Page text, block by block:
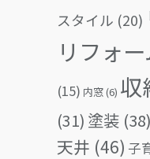
スタイル (20)
リフォ
(15) 内窓(6) 収
(31) 塗装 (38)
天井 (46) 子